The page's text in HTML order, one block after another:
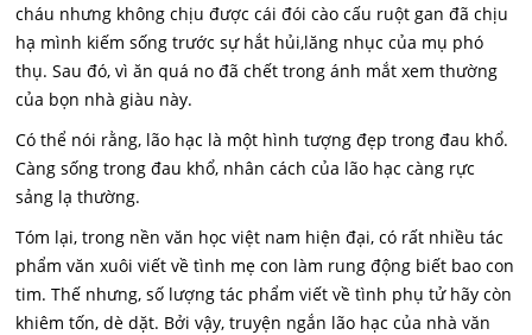
cháu nhưng không chịu được cái đói cào cấu ruột gan đã chịu
hạ mình kiếm sống trước sự hắt hủi,lăng nhục của mụ phó
thụ. Sau đó, vì ăn quá no đã chết trong ánh mắt xem thường
của bọn nhà giàu này.
Có thể nói rằng, lão hạc là một hình tượng đẹp trong đau khổ.
Càng sống trong đau khổ, nhân cách của lão hạc càng rực
sảng lạ thường.
Tóm lại, trong nền văn học việt nam hiện đại, có rất nhiều tác
phẩm văn xuôi viết về tình mẹ con làm rung động biết bao con
tim. Thế nhưng, số lượng tác phẩm viết về tình phụ tử hãy còn
khiêm tốn, dè dặt. Bởi vậy, truyện ngắn lão hạc của nhà văn